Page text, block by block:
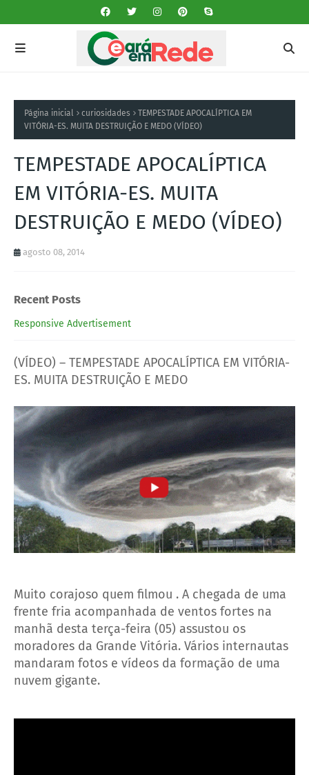
Página inicial curiosidades
TEMPESTADE APOCALÍPTICA EM
VITÓRIA-ES. MUITA DESTRUIÇÃO E MEDO (VÍDEO)
TEMPESTADE APOCALÍPTICA
EM VITÓRIA-ES. MUITA
DESTRUIÇÃO E MEDO (VÍDEO)
agosto 08, 2014
Recent Posts
Responsive Advertisement
(VÍDEO) – TEMPESTADE APOCALÍPTICA EM VITÓRIA-
ES. MUITA DESTRUIÇÃO E MEDO
Muito corajoso quem filmou . A chegada de uma
frente fria acompanhada de ventos fortes na
manhã desta terça-feira (05) assustou os
moradores da Grande Vitória. Vários internautas
mandaram fotos e vídeos da formação de uma
nuvem gigante.